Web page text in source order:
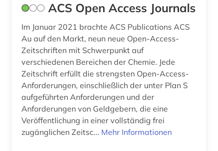
e-learning (1)
ejournals (1)
electronic lab notebook (1)
elektrochemie (6)
elektronik (2)
elektronische zeitschrift (8)
elektronisches buch (35)
ACS Open Access Journals
Im Januar 2021 brachte ACS Publications ACS
Au auf den Markt, neun neue Open-Access-
Zeitschriften mit Schwerpunkt auf
verschiedenen Bereichen der Chemie. Jede
Zeitschrift erfüllt die strengsten Open-Access-
Anforderungen, einschließlich der unter Plan S
aufgeführten Anforderungen und der
Anforderungen von Geldgebern, die eine
Veröffentlichung in einer vollständig frei
zugänglichen Zeitsc... Mehr Informationen